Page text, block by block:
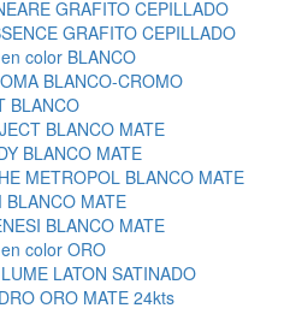
GRAFITO CEPILLADO
GRAFITO CEPILLADO
color BLANCO
BLANCO-CROMO
BLANCO
BLANCO MATE
BLANCO MATE
METROPOL BLANCO MATE
BLANCO MATE
BLANCO MATE
color ORO
LATON SATINADO
ORO MATE 24kts